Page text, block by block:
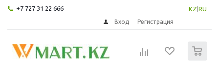
+7 727 31 22 666 KZ RU
Вход Регистрация